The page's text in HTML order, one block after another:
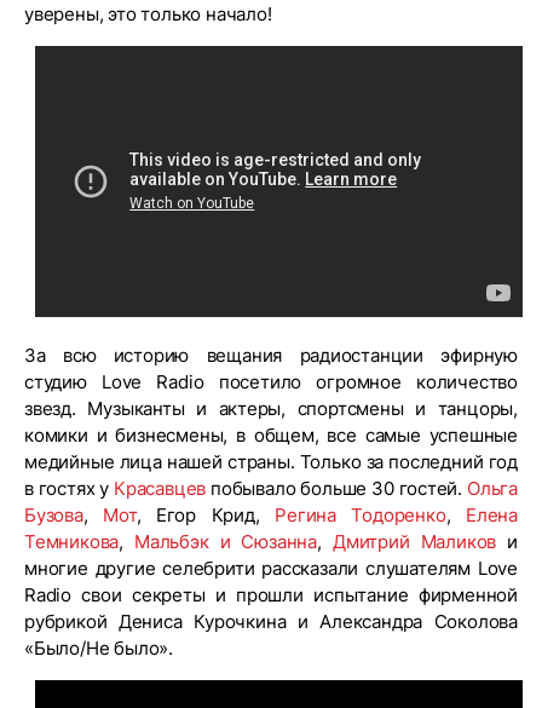
уверены, это только начало!
За всю историю вещания радиостанции эфирную
студию Love Radio посетило огромное количество
звезд. Музыканты и актеры, спортсмены и танцоры,
комики и бизнесмены, в общем, все самые успешные
медийные лица нашей страны. Только за последний год
в гостях у Красавцев побывало больше 30 гостей. Ольга
Бузова, Мот, Егор Крид, Регина Тодоренко, Елена
Темникова, Мальбэк и Сюзанна, Дмитрий Маликов и
многие другие селебрити рассказали слушателям Love
Radio свои секреты и прошли испытание фирменной
рубрикой Дениса Курочкина и Александра Соколова
«Было/Не было».